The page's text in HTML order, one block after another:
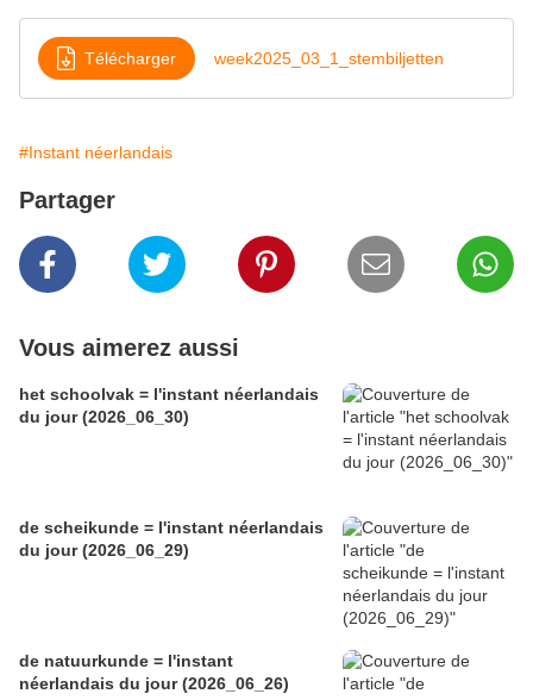
Télécharger week2025_03_1_stembiljetten
#Instant néerlandais
Partager
Vous aimerez aussi
het schoolvak = l'instant néerlandais
du jour (2026_06_30)
de scheikunde = l'instant néerlandais
du jour (2026_06_29)
de natuurkunde = l'instant
néerlandais du jour (2026_06_26)